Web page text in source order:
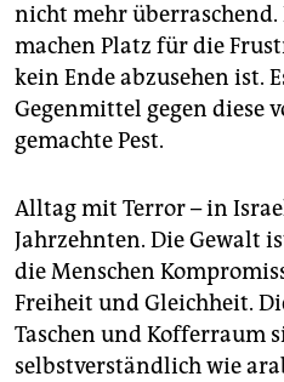
nicht mehr
machen Platz für die
kein Ende abzusehen ist.
Gegenmittel gegen diese
gemachte Pest.
Alltag mit Terror – in
Jahrzehnten. Die Gewalt
die Menschen
Freiheit und Gleichheit.
Taschen und Kofferraum
selbstverständlich wie